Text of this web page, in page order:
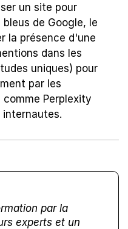
un site pour
de Google, le
la présence d'une
dans les
uniques) pour
par les
Perplexity
internautes.
par la
experts et un